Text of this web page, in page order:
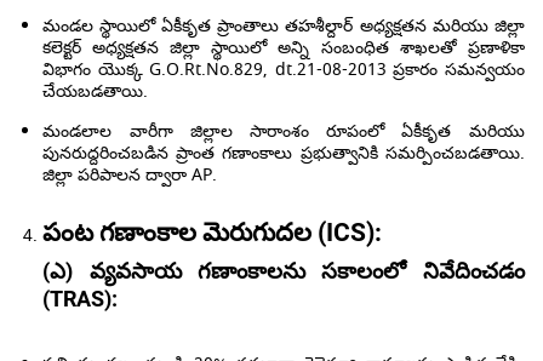
మండల స్థాయిలో ఏకీకృత ప్రాంతాలు తహశీల్దార్ అధ్యక్షతన మరియు జిల్లా
కలెక్టర్ అధ్యక్షతన జిల్లా స్థాయిలో అన్ని సంబంధిత శాఖలతో ప్రణాళికా
విభాగం యొక్క G.O.Rt.No.829, dt.21-08-2013 ప్రకారం సమన్వయం
చేయబడతాయి.
మండలాల వారీగా జిల్లాల సారాంశం రూపంలో ఏకీకృత మరియు
పునరుద్దరించబడిన ప్రాంత గణాంకాలు ప్రభుత్వానికి సమర్పించబడతాయి.
జిల్లా పరిపాలన ద్వారా AP.
పంట గణాంకాల మెరుగుదల (ICS):
(ఎ) వ్యవసాయ గణాంకాలను సకాలంలో నివేదించడం
(TRAS):